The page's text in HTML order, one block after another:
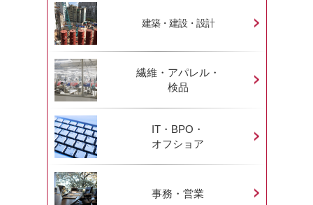
建築・建設・設計
繊維・アパレル・
検品
IT・BPO・
オフショア
事務・営業